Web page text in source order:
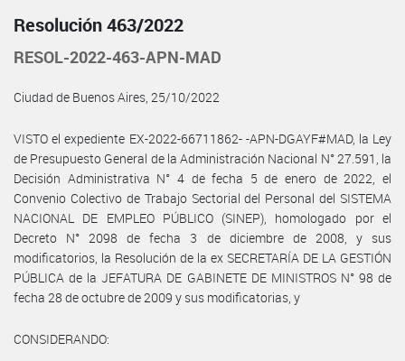
Resolución 463/2022
RESOL-2022-463-APN-MAD
Ciudad de Buenos Aires, 25/10/2022
VISTO el expediente EX-2022-66711862- -APN-DGAYF#MAD, la Ley
de Presupuesto General de la Administración Nacional N° 27.591, la
Decisión Administrativa N° 4 de fecha 5 de enero de 2022, el
Convenio Colectivo de Trabajo Sectorial del Personal del SISTEMA
NACIONAL DE EMPLEO PÚBLICO (SINEP), homologado por el
Decreto N° 2098 de fecha 3 de diciembre de 2008, y sus
modificatorios, la Resolución de la ex SECRETARÍA DE LA GESTIÓN
PÚBLICA de la JEFATURA DE GABINETE DE MINISTROS N° 98 de
fecha 28 de octubre de 2009 y sus modificatorias, y
CONSIDERANDO: